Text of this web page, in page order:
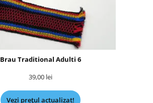
Brau Traditional Adulti 6
39,00 lei
Vezi prețul actualizat!